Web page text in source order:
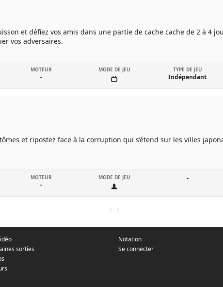
et défiez vos amis dans une partie de cache cache de 2 à 4
vos adversaires.
MOTEUR
-
MODE DE JEU TYPE DE JEU
Indépendant
et ripostez face à la corruption qui s’étend sur les villes
MOTEUR
-
MODE DE JEU -
sorties
Notation
Se connecter